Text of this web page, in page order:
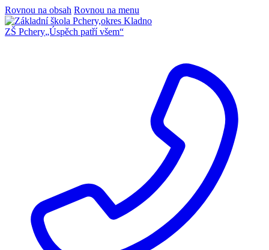
Rovnou na obsah Rovnou na menu
ZŠ Pchery„Úspěch patří všem“